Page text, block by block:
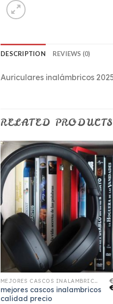
DESCRIPTION REVIEWS (0)
Auriculares inalámbricos
RELATED PRODUCTS
MEJORES CASCOS INALAMBRICOS CALIDAD PRECIO
mejores cascos inalambricos
calidad precio